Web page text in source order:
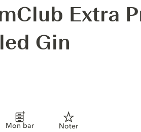
Extra
Gin
Mon bar Noter